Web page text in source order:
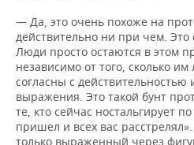
— Да, это очень похоже на
действительно ни при чем.
Люди просто остаются в этом
независимо от того, сколько
согласны с
выражения. Это такой бунт
те, кто сейчас ностальгирует
пришел и всех вас
только выраженный через